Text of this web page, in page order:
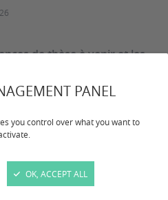
PANEL
you control over what you want to
OK, ACCEPT ALL
de thèse à venir et les
de thèse à venir